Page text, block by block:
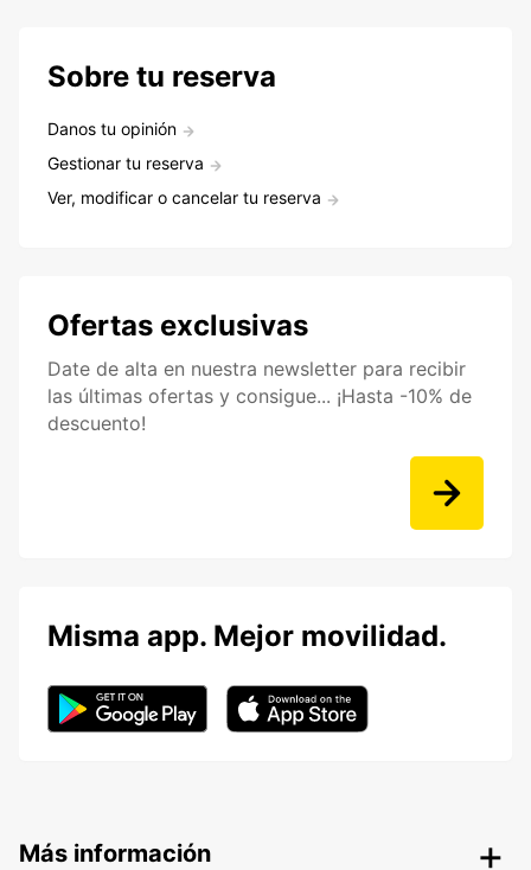
Sobre tu reserva
Danos tu opinión
Gestionar tu reserva
Ver, modificar o cancelar tu reserva
Ofertas exclusivas
Date de alta en nuestra newsletter para recibir
las últimas ofertas y consigue... ¡Hasta -10% de
descuento!
Misma app. Mejor movilidad.
Más información